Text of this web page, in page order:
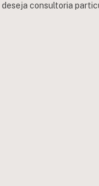
consultoria